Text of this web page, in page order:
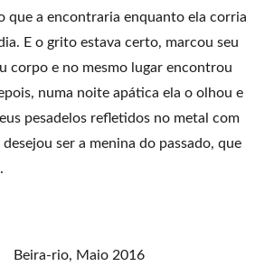
que a encontraria enquanto ela corria
E o grito estava certo, marcou seu
corpo e no mesmo lugar encontrou
numa noite apática ela o olhou e
pesadelos refletidos no metal com
ser a menina do passado, que